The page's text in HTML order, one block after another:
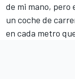
de mi mano, pero
un coche de
en cada metro